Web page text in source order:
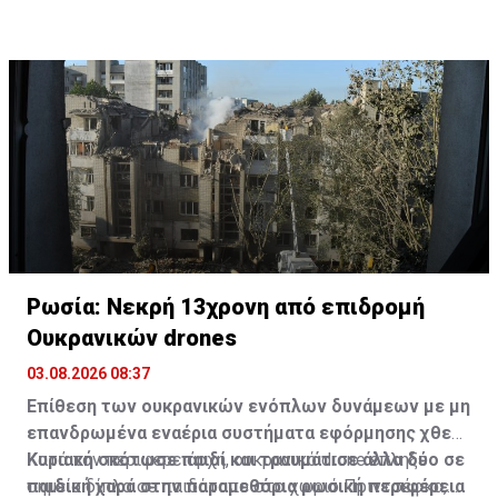
Ρωσία: Νεκρή 13χρονη από επιδρομή
Ουκρανικών drones
03.08.2026 08:37
Επίθεση των ουκρανικών ενόπλων δυνάμεων με μη
επανδρωμένα εναέρια συστήματα εφόρμησης χθες
Κυριακή σκότωσε παιδί και τραυμάτισε άλλα δύο σε
παιδική χαρά στην παραμεθόρια ρωσική περιφέρεια
Κατά τον περιφερειάρχη, ουκρανικό drone έπληξε
σημείο δίπλα σε παιδότοπο στο χωριό Πριντσέφκα,